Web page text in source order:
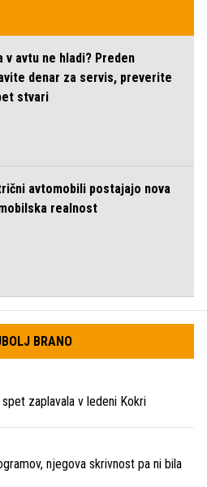
v avtu ne hladi? Preden
denar za servis, preverite
stvari
avtomobili postajajo nova
realnost
BRANO
zaplavala v ledeni Kokri
njegova skrivnost pa ni bila